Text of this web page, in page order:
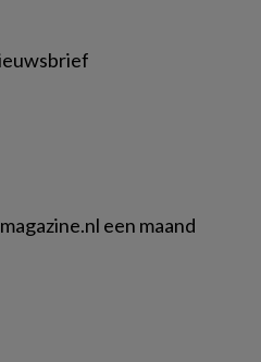
een maand